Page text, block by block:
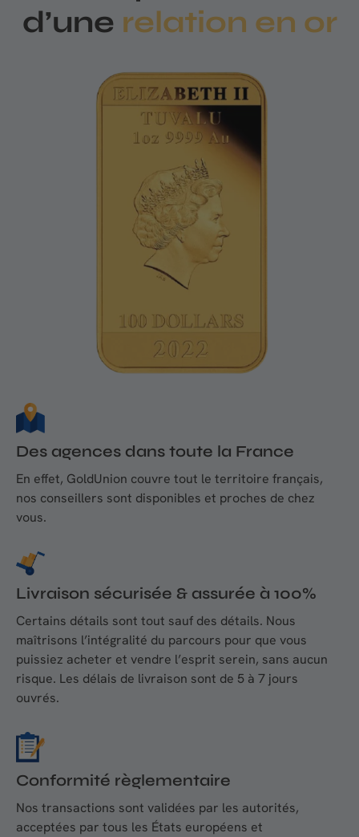
d’une relation en or
Des agences dans toute la France
En effet, GoldUnion couvre tout le territoire français,
nos conseillers sont disponibles et proches de chez
vous.
Livraison sécurisée & assurée à 100%
Certains détails sont tout sauf des détails. Nous
maîtrisons l’intégralité du parcours pour que vous
puissiez acheter et vendre l’esprit serein, sans aucun
risque. Les délais de livraison sont de 5 à 7 jours
ouvrés.
Conformité règlementaire
Nos transactions sont validées par les autorités,
acceptées par tous les États européens et